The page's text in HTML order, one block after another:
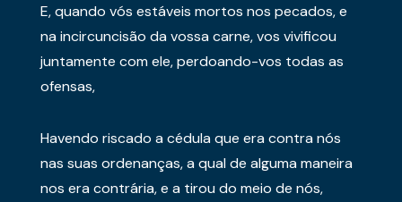
E, quando vós estáveis mortos nos pecados, e
na incircuncisão da vossa carne, vos vivificou
juntamente com ele, perdoando-vos todas as
ofensas,
Havendo riscado a cédula que era contra nós
nas suas ordenanças, a qual de alguma maneira
nos era contrária, e a tirou do meio de nós,